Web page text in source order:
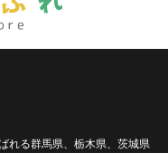
れる群馬県、栃木県、茨城県